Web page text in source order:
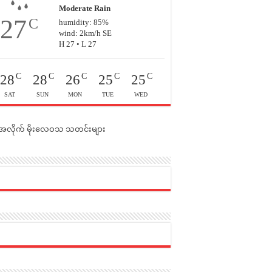
27C
Moderate Rain
humidity: 85%
wind: 2km/h SE
H 27 • L 27
28 C
SAT
28 C
SUN
26 C
MON
25 C
TUE
25 C
WED
လိုက် မိုးလေဝသ သတင်းများ